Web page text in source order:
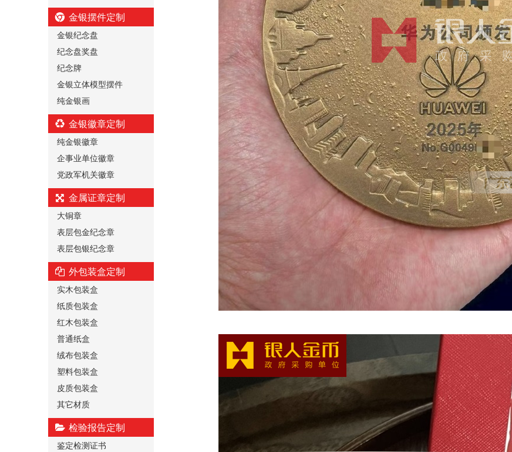
金银摆件定制
金银纪念盘
纪念盘奖盘
纪念牌
金银立体模型摆件
纯金银画
金银徽章定制
纯金银徽章
企事业单位徽章
党政军机关徽章
金属证章定制
大铜章
表层包金纪念章
表层包银纪念章
外包装盒定制
实木包装盒
纸质包装盒
红木包装盒
普通纸盒
绒布包装盒
塑料包装盒
皮质包装盒
其它材质
检验报告定制
鉴定检测证书